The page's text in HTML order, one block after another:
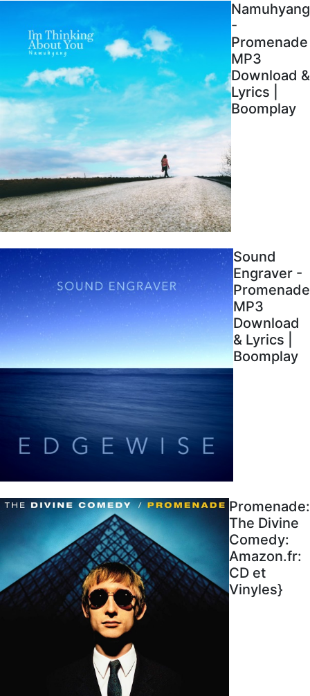
Namuhyang
-
Promenade
MP3
Download &
Lyrics |
Boomplay
Sound
Engraver -
Promenade
MP3
Download
& Lyrics |
Boomplay
Promenade:
The Divine
Comedy:
Amazon.fr:
CD et
Vinyles}